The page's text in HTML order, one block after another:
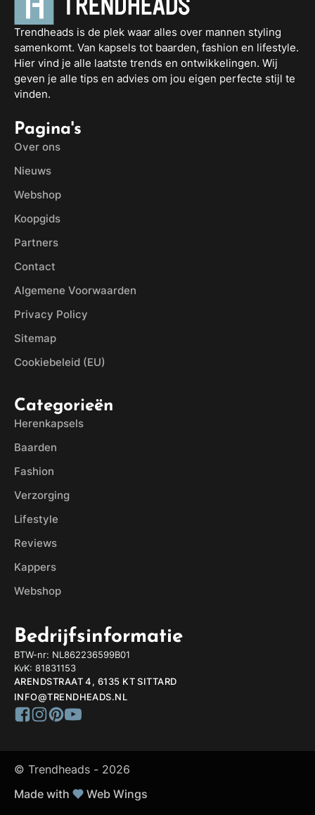
Trendheads is de plek waar alles over mannen styling
samenkomt. Van kapsels tot baarden, fashion en lifestyle.
Hier vind je alle laatste trends en ontwikkelingen. Wij
geven je alle tips en advies om jou eigen perfecte stijl te
vinden.
Pagina's
Over ons
Nieuws
Webshop
Koopgids
Partners
Contact
Algemene Voorwaarden
Privacy Policy
Sitemap
Cookiebeleid (EU)
Categorieën
Herenkapsels
Baarden
Fashion
Verzorging
Lifestyle
Reviews
Kappers
Webshop
Bedrijfsinformatie
BTW-nr: NL862236599B01
KvK: 81831153
ARENDSTRAAT 4, 6135 KT SITTARD
INFO@TRENDHEADS.NL
© Trendheads - 2026
Made with
Web Wings